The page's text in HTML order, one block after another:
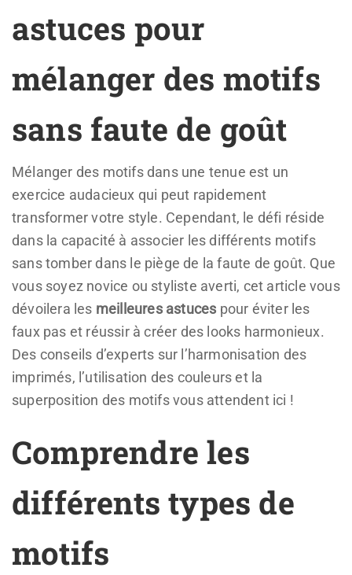
astuces pour
mélanger des motifs
sans faute de goût
Mélanger des motifs dans une tenue est un
exercice audacieux qui peut rapidement
transformer votre style. Cependant, le défi réside
dans la capacité à associer les différents motifs
sans tomber dans le piège de la faute de goût. Que
vous soyez novice ou styliste averti, cet article vous
dévoilera les meilleures astuces pour éviter les
faux pas et réussir à créer des looks harmonieux.
Des conseils d’experts sur l’harmonisation des
imprimés, l’utilisation des couleurs et la
superposition des motifs vous attendent ici !
Comprendre les
différents types de
motifs